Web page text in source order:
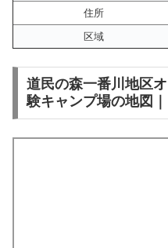
住所
区域
道民の森一番川地区
験キャンプ場の地図